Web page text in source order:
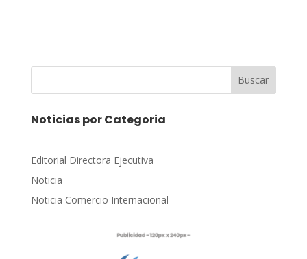
Buscar
Noticias por Categoria
Editorial Directora Ejecutiva
Noticia
Noticia Comercio Internacional